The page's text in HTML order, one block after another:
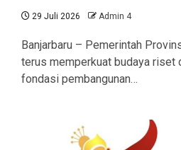
29 Juli 2026 Admin 4
Banjarbaru – Pemerintah
terus memperkuat budaya riset
fondasi pembangunan…